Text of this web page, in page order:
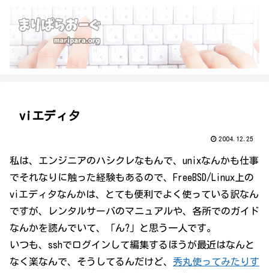
viエディタ
2004.12.25
私は、エンジニアのハシクレなもんで、unixなんかも仕事
でそれなりに触った経験もあるので、FreeBSD/Linux上の
viエディタなんかは、とても便利でよく使っている訳なん
ですが、レンタルサーバのマニュアルや、各所でのガイド
なんかを読んでいて、「ん?」と思う一人です。
いつも、sshでログインして編集するほうが最近はなんと
なく楽なんで、そうしてるんだけど、 秀丸使ってみたりす